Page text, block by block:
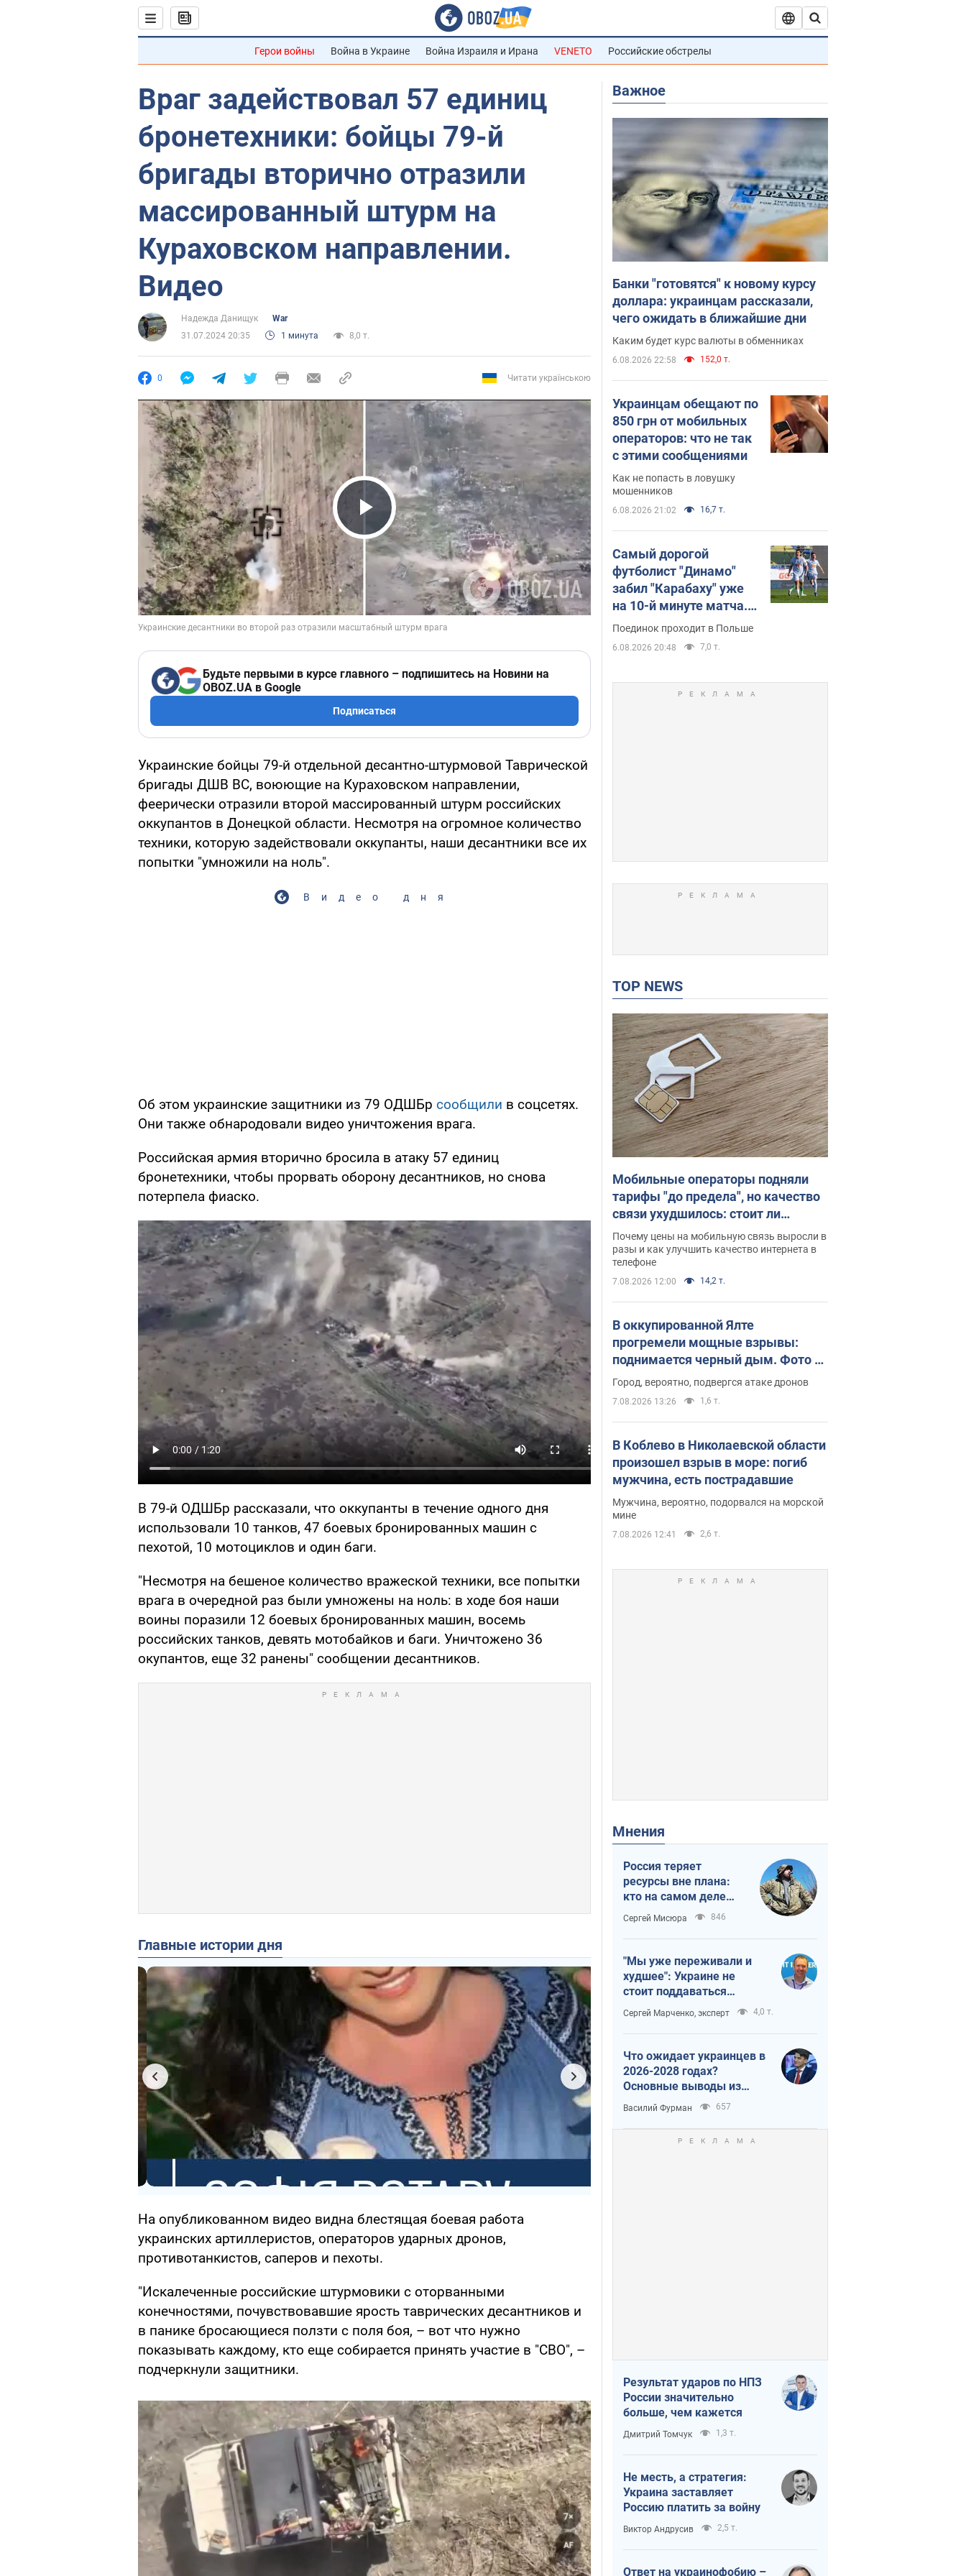
Герои войны Война в Украине Война Израиля и Ирана VENETO Российские обстрелы
Враг задействовал 57 единиц
бронетехники: бойцы 79-й
бригады вторично отразили
массированный штурм на
Кураховском направлении.
Видео
Надежда Данищук
War
31.07.2024 20:35
1 минута 8,0 т.
0 Читати українською
Play Video
Будьте первыми в курсе главного – подпишитесь на Новини на
OBOZ.UA в Google
Подписаться
Украинские бойцы 79-й отдельной десантно-штурмовой Таврической
бригады ДШВ ВС, воюющие на Кураховском направлении,
феерически отразили второй массированный штурм российских
оккупантов в Донецкой области. Несмотря на огромное количество
техники, которую задействовали оккупанты, наши десантники все их
попытки "умножили на ноль".
Видео дня
Об этом украинские защитники из 79 ОДШБр сообщили в соцсетях.
Они также обнародовали видео уничтожения врага.
Российская армия вторично бросила в атаку 57 единиц
бронетехники, чтобы прорвать оборону десантников, но снова
потерпела фиаско.
В 79-й ОДШБр рассказали, что оккупанты в течение одного дня
использовали 10 танков, 47 боевых бронированных машин с
пехотой, 10 мотоциклов и один баги.
"Несмотря на бешеное количество вражеской техники, все попытки
врага в очередной раз были умножены на ноль: в ходе боя наши
воины поразили 12 боевых бронированных машин, восемь
российских танков, девять мотобайков и баги. Уничтожено 36
окупантов, еще 32 ранены" сообщении десантников.
Главные истории дня
На опубликованном видео видна блестящая боевая работа
украинских артиллеристов, операторов ударных дронов,
противотанкистов, саперов и пехоты.
"Искалеченные российские штурмовики с оторванными
конечностями, почувствовавшие ярость таврических десантников и
в панике бросающиеся ползти с поля боя, – вот что нужно
показывать каждому, кто еще собирается принять участие в "СВО", –
подчеркнули защитники.
Важное
Банки "готовятся" к новому курсу
доллара: украинцам рассказали,
чего ожидать в ближайшие дни
Каким будет курс валюты в обменниках
6.08.2026 22:58 152,0 т.
Украинцам обещают по
850 грн от мобильных
операторов: что не так
с этими сообщениями
Как не попасть в ловушку
мошенников
6.08.2026 21:02 16,7 т.
Самый дорогой
футболист "Динамо"
забил "Карабаху" уже
на 10-й минуте матча.
Видео
Поединок проходит в Польше
6.08.2026 20:48 7,0 т.
TOP NEWS
Мобильные операторы подняли
тарифы "до предела", но качество
связи ухудшилось: стоит ли
жаловаться на цены
Почему цены на мобильную связь выросли в
разы и как улучшить качество интернета в
телефоне
7.08.2026 12:00 14,2 т.
В оккупированной Ялте
прогремели мощные взрывы:
поднимается черный дым. Фото и
видео
Город, вероятно, подвергся атаке дронов
7.08.2026 13:26 1,6 т.
В Коблево в Николаевской области
произошел взрыв в море: погиб
мужчина, есть пострадавшие
Мужчина, вероятно, подорвался на морской
мине
7.08.2026 12:41 2,6 т.
Мнения
Россия теряет
ресурсы вне плана:
кто на самом деле
диктует темп войны
Сергей Мисюра 846
"Мы уже переживали и
худшее": Украине не
стоит поддаваться
отчаянию из-за
ракетного террора
Сергей Марченко, эксперт 4,0 т.
Что ожидает украинцев в
2026-2028 годах?
Основные выводы из
новых прогнозов от НБУ
Василий Фурман 657
Результат ударов по НПЗ
России значительно
больше, чем кажется
Дмитрий Томчук 1,3 т.
Не месть, а стратегия:
Украина заставляет
Россию платить за войну
Виктор Андрусив 2,5 т.
Ответ на украинофобию –